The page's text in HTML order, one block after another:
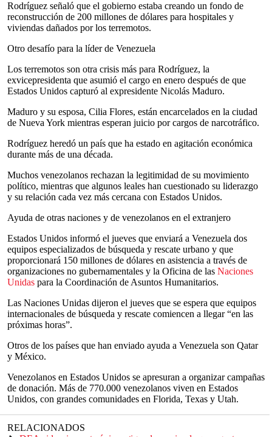
Rodríguez señaló que el gobierno estaba creando un fondo de
reconstrucción de 200 millones de dólares para hospitales y
viviendas dañados por los terremotos.
Otro desafío para la líder de Venezuela
Los terremotos son otra crisis más para Rodríguez, la
exvicepresidenta que asumió el cargo en enero después de que
Estados Unidos capturó al expresidente Nicolás Maduro.
Maduro y su esposa, Cilia Flores, están encarcelados en la ciudad
de Nueva York mientras esperan juicio por cargos de narcotráfico.
Rodríguez heredó un país que ha estado en agitación económica
durante más de una década.
Muchos venezolanos rechazan la legitimidad de su movimiento
político, mientras que algunos leales han cuestionado su liderazgo
y su relación cada vez más cercana con Estados Unidos.
Ayuda de otras naciones y de venezolanos en el extranjero
Estados Unidos informó el jueves que enviará a Venezuela dos
equipos especializados de búsqueda y rescate urbano y que
proporcionará 150 millones de dólares en asistencia a través de
organizaciones no gubernamentales y la Oficina de las Naciones
Unidas para la Coordinación de Asuntos Humanitarios.
Las Naciones Unidas dijeron el jueves que se espera que equipos
internacionales de búsqueda y rescate comiencen a llegar “en las
próximas horas”.
Otros de los países que han enviado ayuda a Venezuela son Qatar
y México.
Venezolanos en Estados Unidos se apresuran a organizar campañas
de donación. Más de 770.000 venezolanos viven en Estados
Unidos, con grandes comunidades en Florida, Texas y Utah.
RELACIONADOS